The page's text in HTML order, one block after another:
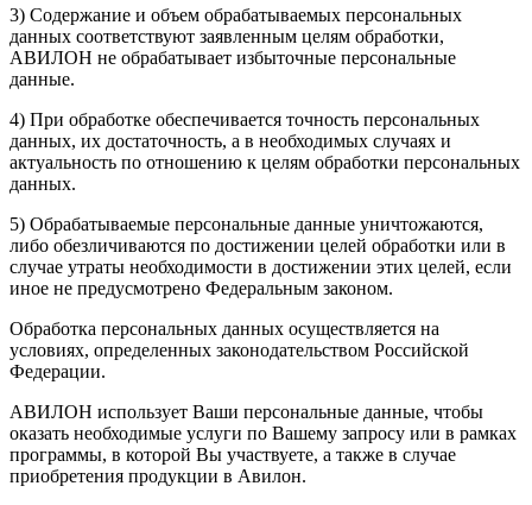
3) Содержание и объем обрабатываемых персональных
данных соответствуют заявленным целям обработки,
АВИЛОН не обрабатывает избыточные персональные
данные.
4) При обработке обеспечивается точность персональных
данных, их достаточность, а в необходимых случаях и
актуальность по отношению к целям обработки персональных
данных.
5) Обрабатываемые персональные данные уничтожаются,
либо обезличиваются по достижении целей обработки или в
случае утраты необходимости в достижении этих целей, если
иное не предусмотрено Федеральным законом.
Обработка персональных данных осуществляется на
условиях, определенных законодательством Российской
Федерации.
АВИЛОН использует Ваши персональные данные, чтобы
оказать необходимые услуги по Вашему запросу или в рамках
программы, в которой Вы участвуете, а также в случае
приобретения продукции в Авилон.